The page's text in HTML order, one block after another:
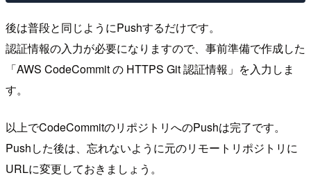
後は普段と同じようにPushするだけです。
認証情報の入力が必要になりますので、事前準備で作成した
「AWS CodeCommit の HTTPS Git 認証情報」を入力しま
す。
以上でCodeCommitのリポジトリへのPushは完了です。
Pushした後は、忘れないように元のリモートリポジトリに
URLに変更しておきましょう。